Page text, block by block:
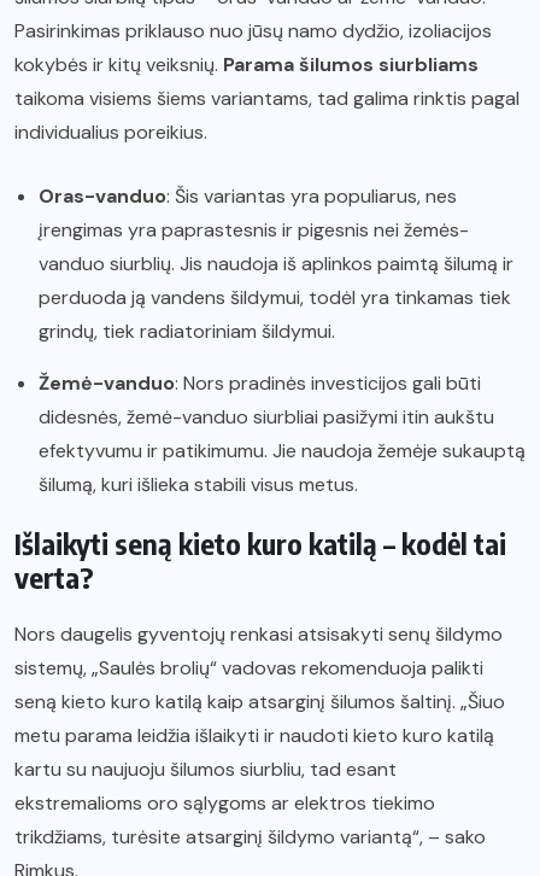
Pasirinkimas priklauso nuo jūsų namo dydžio, izoliacijos
kokybės ir kitų veiksnių. Parama šilumos siurbliams
taikoma visiems šiems variantams, tad galima rinktis pagal
individualius poreikius.
Oras-vanduo: Šis variantas yra populiarus, nes
įrengimas yra paprastesnis ir pigesnis nei žemės-
vanduo siurblių. Jis naudoja iš aplinkos paimtą šilumą ir
perduoda ją vandens šildymui, todėl yra tinkamas tiek
grindų, tiek radiatoriniam šildymui.
Žemė-vanduo: Nors pradinės investicijos gali būti
didesnės, žemė-vanduo siurbliai pasižymi itin aukštu
efektyvumu ir patikimumu. Jie naudoja žemėje sukauptą
šilumą, kuri išlieka stabili visus metus.
Išlaikyti seną kieto kuro katilą – kodėl tai
verta?
Nors daugelis gyventojų renkasi atsisakyti senų šildymo
sistemų, „Saulės brolių“ vadovas rekomenduoja palikti
seną kieto kuro katilą kaip atsarginį šilumos šaltinį. „Šiuo
metu parama leidžia išlaikyti ir naudoti kieto kuro katilą
kartu su naujuoju šilumos siurbliu, tad esant
ekstremalioms oro sąlygoms ar elektros tiekimo
trikdžiams, turėsite atsarginį šildymo variantą“, – sako
Rimkus.